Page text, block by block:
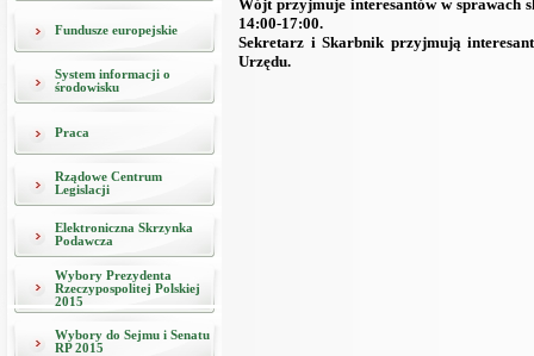
Fundusze europejskie
System informacji o
środowisku
Praca
Rządowe Centrum
Legislacji
Elektroniczna Skrzynka
Podawcza
Wybory Prezydenta
Rzeczypospolitej Polskiej
2015
Wybory do Sejmu i Senatu
RP 2015
Wójt przyjmuje interesantów w sprawach
14:00-17:00.
Sekretarz i Skarbnik przyjmują
Urzędu.